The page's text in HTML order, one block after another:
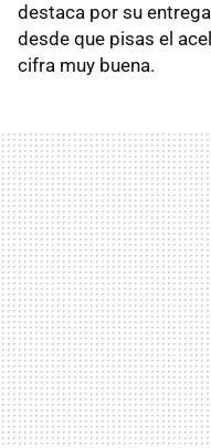
destaca por su
desde que pisas el
cifra muy buena.